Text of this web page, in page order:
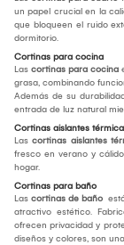
un papel crucial en la
que bloqueen el ruido
dormitorio.
Cortinas para cocina
Las cortinas para cocina
grasa, combinando
Además de su
entrada de luz natural
Cortinas aislantes
Las cortinas aislantes
fresco en verano y
hogar.
Cortinas para baño
Las cortinas de baño
atractivo estético.
ofrecen privacidad y
diseños y colores, son